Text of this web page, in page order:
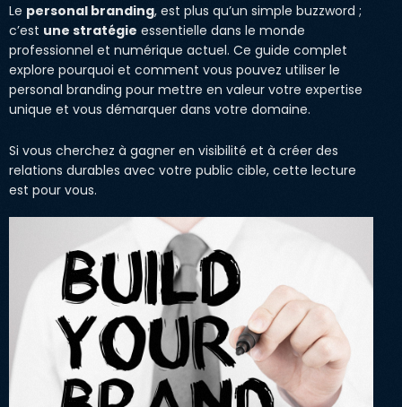
Le personal branding, est plus qu’un simple buzzword ;
c’est une stratégie essentielle dans le monde
professionnel et numérique actuel. Ce guide complet
explore pourquoi et comment vous pouvez utiliser le
personal branding pour mettre en valeur votre expertise
unique et vous démarquer dans votre domaine.
Si vous cherchez à gagner en visibilité et à créer des
relations durables avec votre public cible, cette lecture
est pour vous.